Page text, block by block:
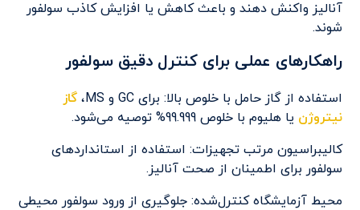
آنالیز واکنش دهند و باعث کاهش یا افزایش کاذب سولفور
شوند.
راهکارهای عملی برای کنترل دقیق سولفور
استفاده از گاز حامل با خلوص بالا: برای GC و MS،
گاز
نیتروژن یا هلیوم با خلوص 99.999% توصیه می‌شود.
کالیبراسیون مرتب تجهیزات: استفاده از استانداردهای
سولفور برای اطمینان از صحت آنالیز.
محیط آزمایشگاه کنترل‌شده: جلوگیری از ورود سولفور محیطی